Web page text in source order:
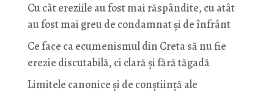
Cu cât ereziile au fost mai răspândite, cu atât
au fost mai greu de condamnat și de înfrânt
Ce face ca ecumenismul din Creta să nu fie
erezie discutabilă, ci clară și fără tăgadă
Limitele canonice și de conștiință ale